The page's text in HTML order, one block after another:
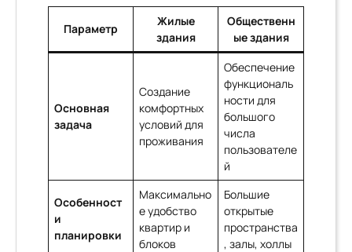
Параметр
Жилые
здания
Общественн
ые здания
Основная
задача
Создание
комфортных
условий для
проживания
Обеспечение
функциональ
ности для
большого
числа
пользователе
й
Особенност
и
планировки
Максимально
е удобство
квартир и
блоков
Большие
открытые
пространства
, залы, холлы